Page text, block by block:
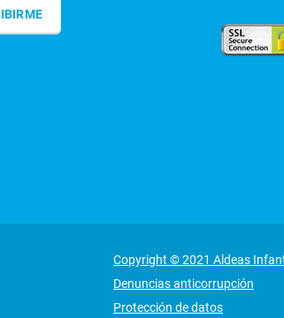
Copyright © 2021 Aldeas
Denuncias anticorrupción
Protección de datos